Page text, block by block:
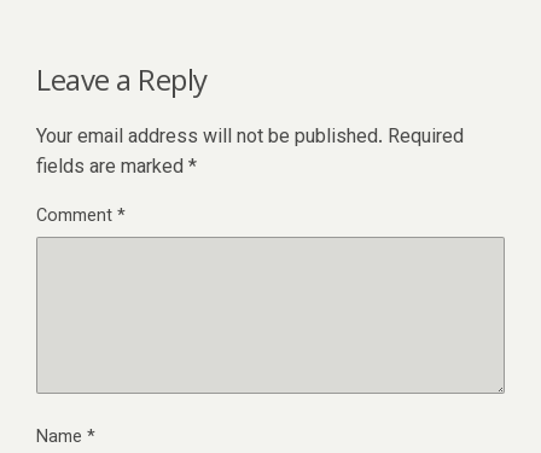
Leave a Reply
Your email address will not be published. Required
fields are marked *
Comment*
Name *